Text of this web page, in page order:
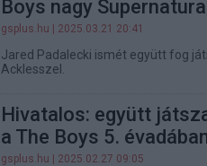
Boys nagy
gsplus.hu | 2025.03.21 20:41
Jared Padalecki ismét együtt fog
Acklesszel.
Hivatalos: együtt
a The Boys 5.
gsplus.hu | 2025.02.27 09:05